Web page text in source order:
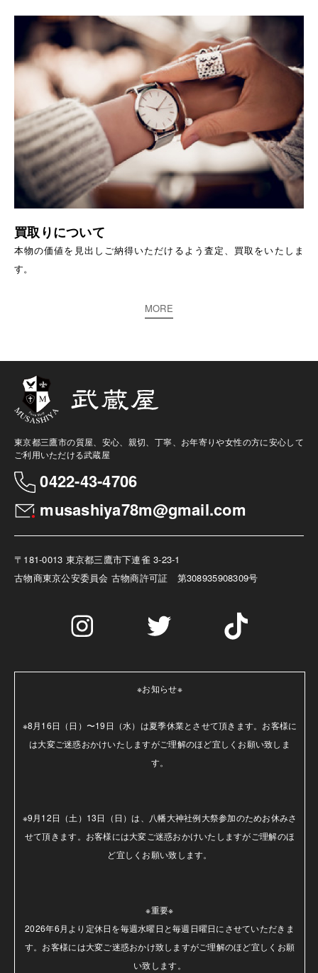
買取りについて
本物の価値を見出しご納得いただけるよう査定、買取をいたしま
す。
MORE
東京都三鷹市の質屋、安心、親切、丁寧、お年寄りや女性の方に安心して
ご利用いただける武蔵屋
0422-43-4706
musashiya78m@gmail.com
〒181-0013 東京都三鷹市下連雀 3-23-1
古物商東京公安委員会 古物商許可証 第308935908309号
※お知らせ※
※8月16日（日）〜19日（水）は夏季休業とさせて頂きます。お客様に
は大変ご迷惑おかけいたしますがご理解のほど宜しくお願い致しま
す。
※9月12日（土）13日（日）は、八幡大神社例大祭参加のためお休みさ
せて頂きます。お客様には大変ご迷惑おかけいたしますがご理解のほ
ど宜しくお願い致します。
※重要※
2026年6月より定休日を毎週水曜日と毎週日曜日にさせていただきま
す。お客様には大変ご迷惑おかけ致しますがご理解のほど宜しくお願
い致します。